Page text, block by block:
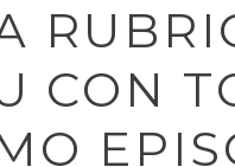
CON